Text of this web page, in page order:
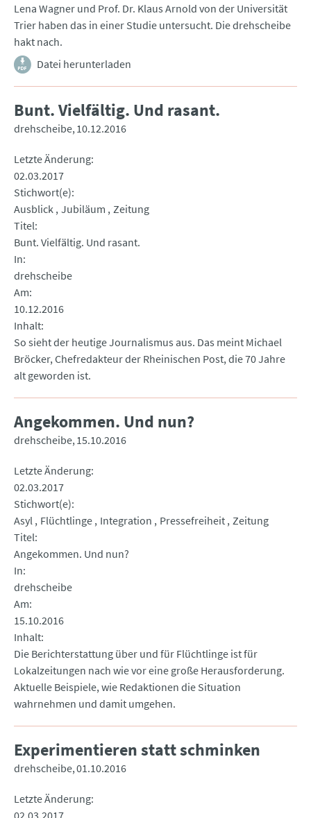
Lena Wagner und Prof. Dr. Klaus Arnold von der Universität
Trier haben das in einer Studie untersucht. Die drehscheibe
hakt nach.
Datei herunterladen
Bunt. Vielfältig. Und rasant.
drehscheibe 10.12.2016
Letzte Änderung
02.03.2017
Stichwort(e)
Ausblick Jubiläum Zeitung
Titel
Bunt. Vielfältig. Und rasant.
In
drehscheibe
Am
10.12.2016
Inhalt
So sieht der heutige Journalismus aus. Das meint Michael
Bröcker, Chefredakteur der Rheinischen Post, die 70 Jahre
alt geworden ist.
Angekommen. Und nun?
drehscheibe 15.10.2016
Letzte Änderung
02.03.2017
Stichwort(e)
Asyl Flüchtlinge Integration Pressefreiheit Zeitung
Titel
Angekommen. Und nun?
In
drehscheibe
Am
15.10.2016
Inhalt
Die Berichterstattung über und für Flüchtlinge ist für
Lokalzeitungen nach wie vor eine große Herausforderung.
Aktuelle Beispiele, wie Redaktionen die Situation
wahrnehmen und damit umgehen.
Experimentieren statt schminken
drehscheibe 01.10.2016
Letzte Änderung